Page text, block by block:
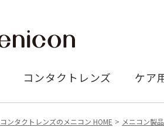
コンタクトレンズ ケア
コンタクトレンズのメニコン HOME メニコン製